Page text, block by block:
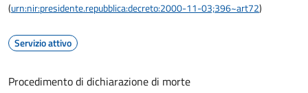
(urn:nir:presidente.repubblica:decreto:2000-11-03;396~art72)
Servizio attivo
Procedimento di dichiarazione di morte